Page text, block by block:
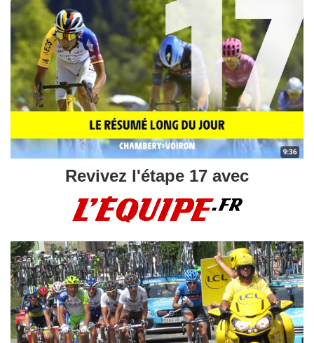
Revivez l'étape 17 avec